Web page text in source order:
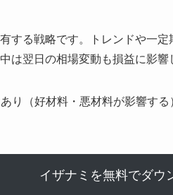
する戦略です。トレンドや一
は翌日の相場変動も損益に影響
り（好材料・悪材料が影響す
イザナミを無料でダウ